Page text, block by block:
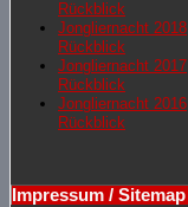
Rückblick
Jongliernacht 2018
Rückblick
Jongliernacht 2017
Rückblick
Jongliernacht 2016
Rückblick
Impressum / Sitemap